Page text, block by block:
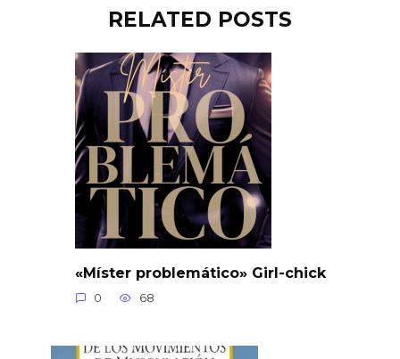
RELATED POSTS
«Míster problemático» Girl-chick
0 68